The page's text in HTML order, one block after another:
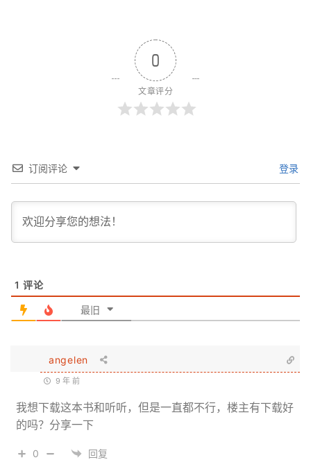
0
文章评分
订阅评论 登录
1 评论
最旧
angelen
9 年 前
我想下载这本书和听听，但是一直都不行，楼主有下载好
的吗？分享一下
0 回复